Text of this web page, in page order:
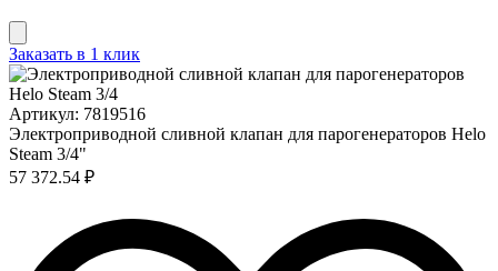
Заказать в 1 клик
Артикул: 7819516
Электроприводной сливной клапан для парогенераторов Helo
Steam 3/4"
57 372.54 ₽